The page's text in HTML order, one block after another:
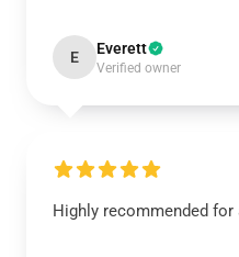
E Everett
Verified owner
Highly recommended